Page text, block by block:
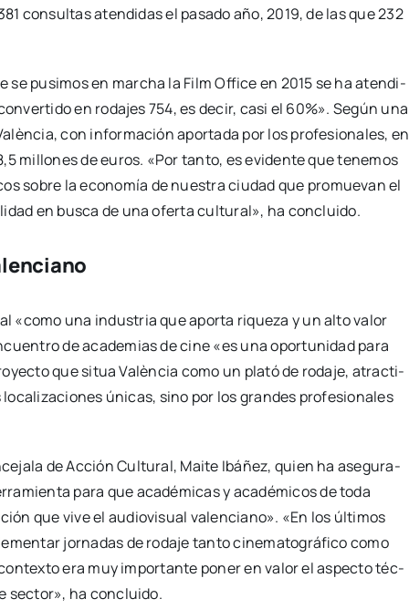
con­sul­tas aten­di­das el pasa­do año, 2019, de las que 232
se pusi­mos en mar­cha la Film Offi­ce en 2015 se ha aten­di­
en roda­jes 754, es decir, casi el 60%». Según una
con infor­ma­ción apor­ta­da por los pro­fe­sio­na­les, en
millo­nes de euros. «Por tan­to, es evi­den­te que tene­mos
sobre la eco­no­mía de nues­tra ciu­dad que pro­mue­van el
en bus­ca de una ofer­ta cul­tu­ral», ha con­clui­do.
«como una indus­tria que apor­ta rique­za y un alto valor
de aca­de­mias de cine «es una opor­tu­ni­dad para
que situa Valèn­cia como un pla­tó de roda­je, atrac­ti­
úni­cas, sino por los gran­des pro­fe­sio­na­les
de Acción Cul­tu­ral, Mai­te Ibá­ñez, quien ha ase­gu­ra­
para que aca­dé­mi­cas y aca­dé­mi­cos de toda
que vive el audio­vi­sual valen­ciano». «En los últi­mos
jor­na­das de roda­je tan­to cine­ma­to­grá­fi­co como
era muy impor­tan­te poner en valor el aspec­to téc­
sec­tor», ha con­clui­do.